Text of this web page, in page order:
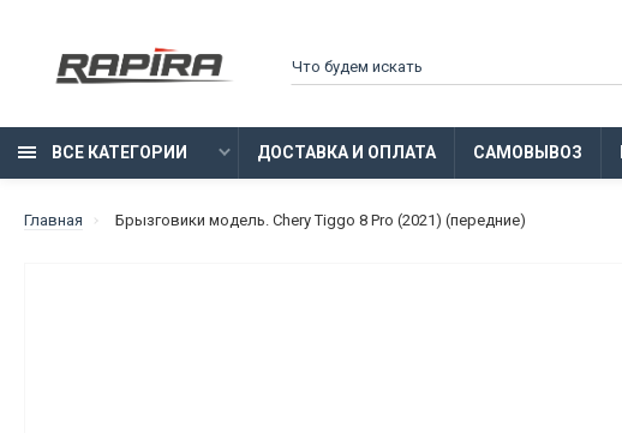
ВСЕ КАТЕГОРИИ ДОСТАВКА И ОПЛАТА САМОВЫВОЗ
Главная Брызговики модель. Chery Tiggo 8 Pro (2021) (передние)